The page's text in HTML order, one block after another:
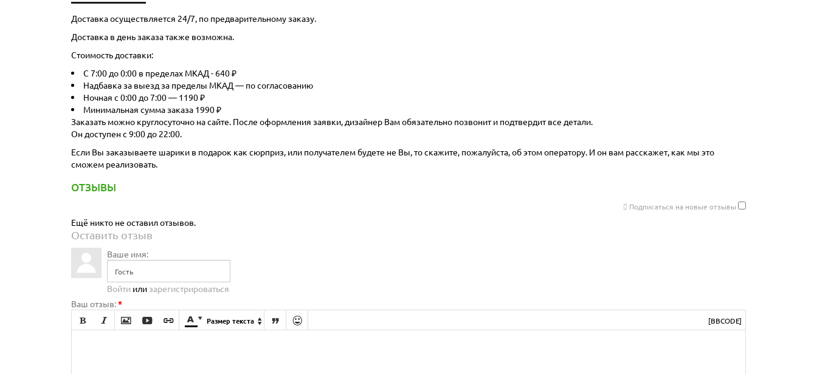
Доставка осуществляется 24/7, по предварительному заказу.
Доставка в день заказа также возможна.
Стоимость доставки:
С 7:00 до 0:00 в пределах МКАД - 640 ₽
Надбавка за выезд за пределы МКАД — по согласованию
Ночная с 0:00 до 7:00 — 1190 ₽
Минимальная сумма заказа 1990 ₽
Заказать можно круглосуточно на сайте. После оформления заявки, дизайнер Вам обязательно позвонит и подтвердит все детали.
Он доступен с 9:00 до 22:00.
Если Вы заказываете шарики в подарок как сюрприз, или получателем будете не Вы, то скажите, пожалуйста, об этом оператору. И он вам расскажет, как мы это
сможем реализовать.
ОТЗЫВЫ
Подписаться на новые отзывы
Ещё никто не оставил отзывов.
Оставить отзыв
Ваше имя:
Войти или зарегистрироваться
Ваш отзыв:*

      Размер текста    [BBCODE]